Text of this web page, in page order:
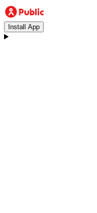
Install App